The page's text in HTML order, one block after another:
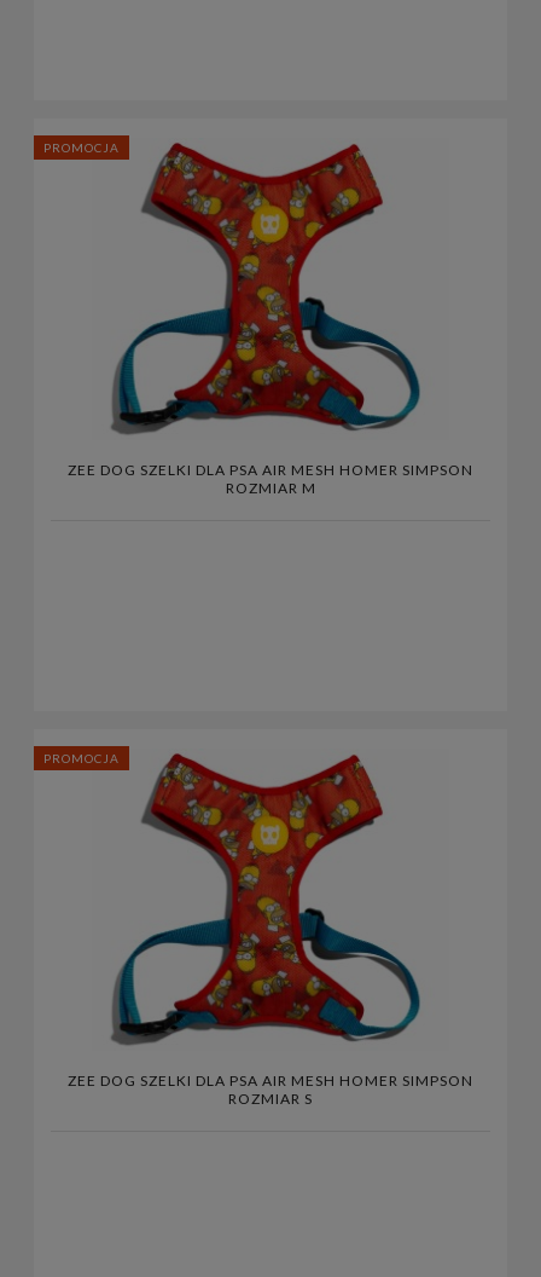
ZEE DOG SZELKI DLA PSA AIR MESH HOMER SIMPSON
ROZMIAR M
PROMOCJA
ZEE DOG SZELKI DLA PSA AIR MESH HOMER SIMPSON
ROZMIAR S
PROMOCJA